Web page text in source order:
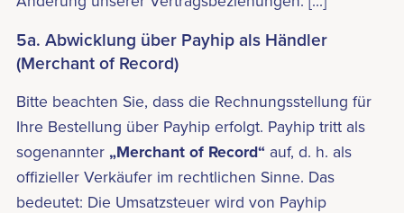
5a. Abwicklung über Payhip als Händler
(Merchant of Record)
Bitte beachten Sie, dass die Rechnungsstellung für
Ihre Bestellung über Payhip erfolgt. Payhip tritt als
sogenannter „Merchant of Record“auf, d. h. als
offizieller Verkäufer im rechtlichen Sinne. Das
bedeutet: Die Umsatzsteuer wird von Payhip